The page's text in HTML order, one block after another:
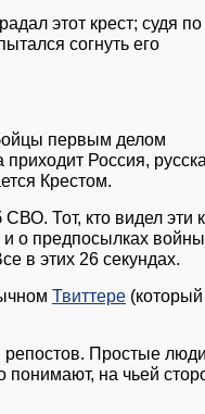
этот крест; судя по
согнуть его
первым делом
приходит Россия,
Крестом.
Тот, кто видел эти
о предпосылках
в этих 26 секундах.
Твиттере
Простые
понимают, на чьей